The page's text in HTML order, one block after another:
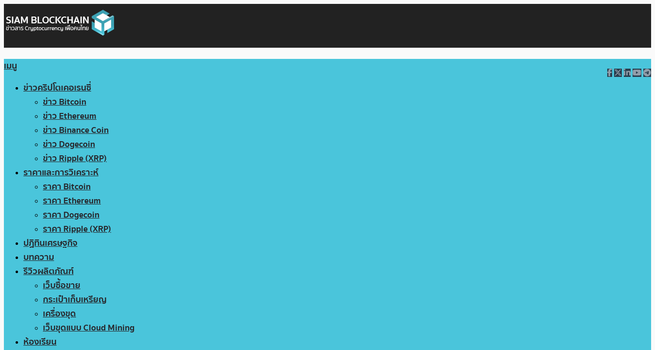
เมนู
ข่าวคริปโตเคอเรนซี่
ข่าว Bitcoin
ข่าว Ethereum
ข่าว Binance Coin
ข่าว Dogecoin
ข่าว Ripple (XRP)
ราคาและการวิเคราะห์
ราคา Bitcoin
ราคา Ethereum
ราคา Dogecoin
ราคา Ripple (XRP)
ปฏิทินเศรษฐกิจ
บทความ
รีวิวผลิตภัณฑ์
เว็บซื้อขาย
กระเป๋าเก็บเหรียญ
เครื่องขุด
เว็บขุดแบบ Cloud Mining
ห้องเรียน